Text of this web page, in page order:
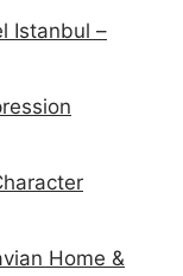
Istanbul –
Home &